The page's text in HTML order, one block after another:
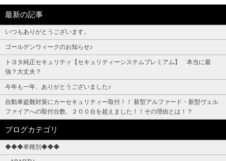
最新の記事
いつもありがとうございます。
ゴールデンウィークのお知らせ♪
トヨタ純正セキュリティ【セキュリティーシステムプレミアム】 本当に最
強？大丈夫？
今年も一年、ありがとうございました♪
自動車盗難対策にカーセキュリティー取付！！ 新型アルファード・新型ヴェル
ファイアへの取付台数、２００台を超えました！！その理由とは！？
ブログカテゴリ
◆◆◆車種別◆◆◆